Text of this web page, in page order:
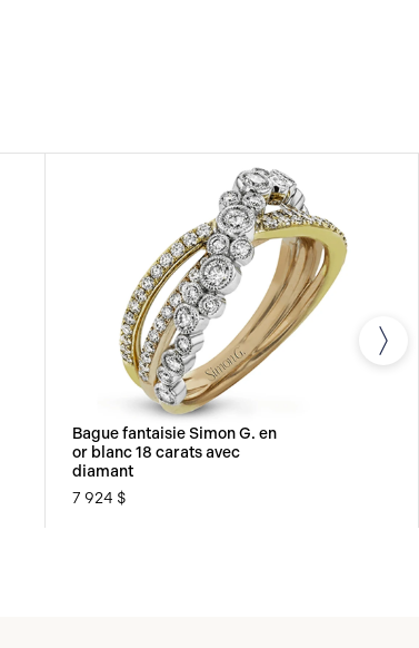
Bague fantaisie Simon G. en
or blanc 18 carats avec
diamant
7 924 $